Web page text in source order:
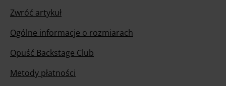
Zwróć artykuł
Ogólne informacje o rozmiarach
Opuść Backstage Club
Metody płatności